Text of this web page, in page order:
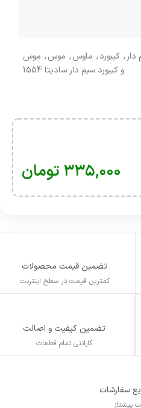
, کیبورد, ماوس, موس, موس
و کیبورد سیم دار سادیتا 1554
۳۳۵,۰۰۰ تومان
تضمین قیمت محصولات
کمترین قیمت در سطح اینترنت
تضمین کیفیت و اصالت
گارانتی تمام قطعات
سفارشات
پیشتاز